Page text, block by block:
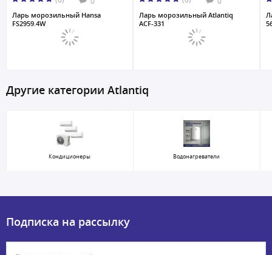
Ларь морозильный Hansa
FS2959.4W
Ларь морозильный Atlantiq
ACF-331
Другие категории Atlantiq
Кондиционеры Водонагреватели
Подписка на рассылку